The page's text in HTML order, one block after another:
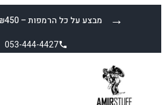
מבצע על כל הרמפות – ₪450 עד הבית! →
053-444-4427